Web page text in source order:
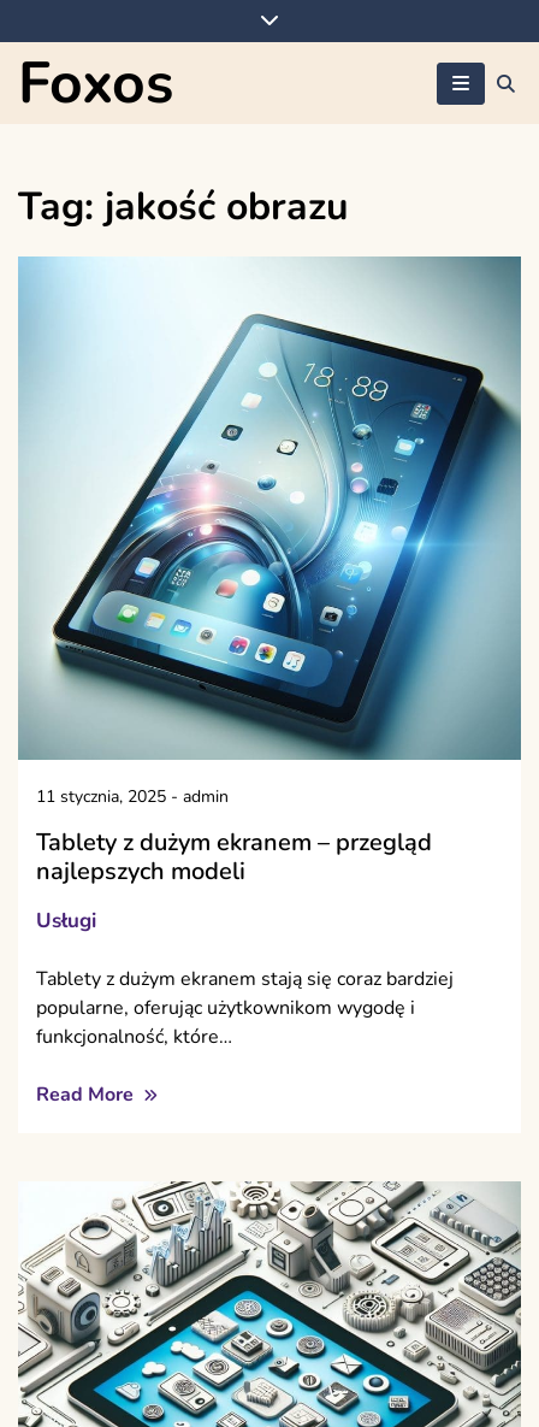
to
content
Foxos
Tag: jakość obrazu
11 stycznia, 2025 - admin
Tablety z dużym ekranem – przegląd
najlepszych modeli
Usługi
Tablety z dużym ekranem stają się coraz bardziej
popularne, oferując użytkownikom wygodę i
funkcjonalność, które…
Read More